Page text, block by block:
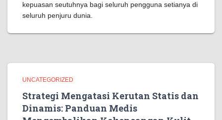
kepuasan seutuhnya bagi seluruh pengguna setianya di
seluruh penjuru dunia.
UNCATEGORIZED
Strategi Mengatasi Kerutan Statis dan
Dinamis: Panduan Medis